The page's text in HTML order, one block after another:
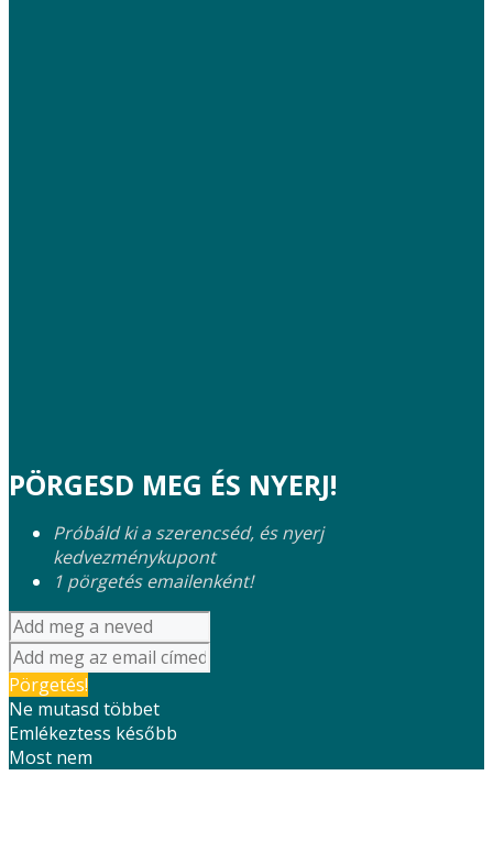
PÖRGESD MEG ÉS NYERJ!
Próbáld ki a szerencséd, és nyerj
kedvezménykupont
1 pörgetés emailenként!
Pörgetés!
Ne mutasd többet
Emlékeztess később
Most nem